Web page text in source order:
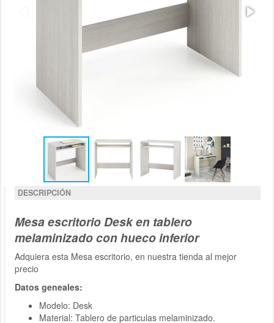
DESCRIPCIÓN
Mesa escritorio Desk en tablero
melaminizado con hueco inferior
Adquiera esta Mesa escritorio, en nuestra tienda al mejor
precio
Datos geneales:
Modelo: Desk
Material: Tablero de particulas melaminizado.